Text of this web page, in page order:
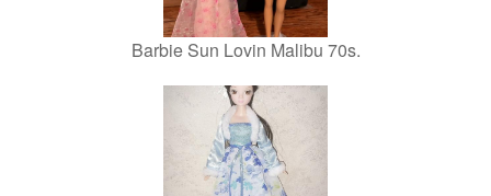
Barbie Sun Lovin Malibu 70s.